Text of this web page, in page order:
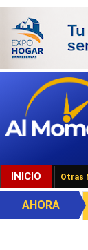
INICIO Otras
AHORA